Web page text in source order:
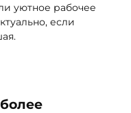
уютное рабочее
если